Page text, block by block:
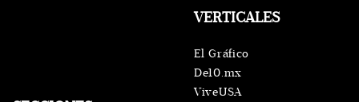
VERTICALES
El Gráfico
De10.mx
ViveUSA